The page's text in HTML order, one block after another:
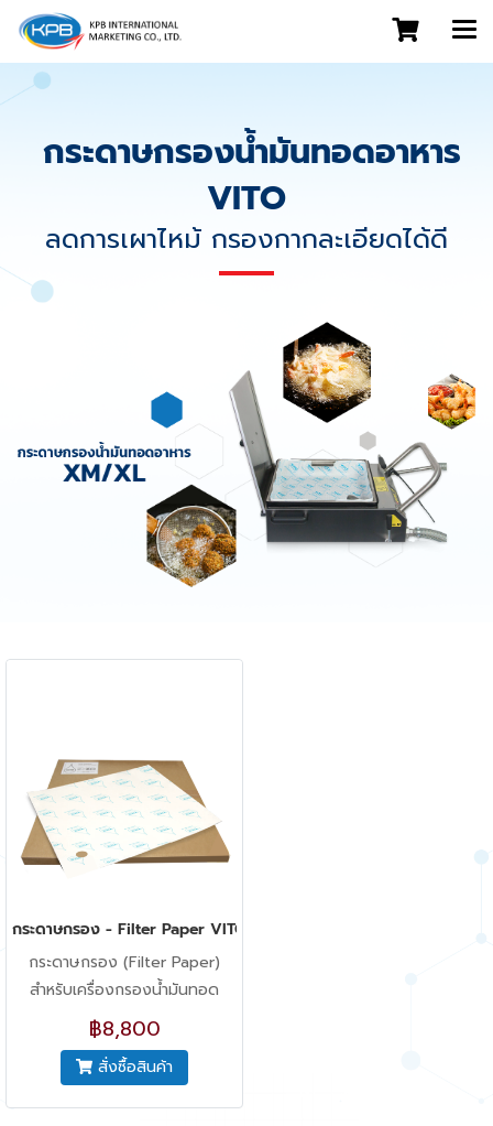
กระดาษกรองน้ำมันทอดอาหาร
VITO
ลดการเผาไหม้ กรองกากละเอียดได้ดี
กระดาษกรอง - Filter Paper VITO X series (50 แผ่น)
กระดาษกรอง (Filter Paper)
สำหรับเครื่องกรองน้ำมันทอด
อาหาร VITO X-Series มีความ
ละเอียด 5 ไมครอน ผลิตจากวัสดุ
ธรรมชาติ
฿8,800
สั่งซื้อสินค้า